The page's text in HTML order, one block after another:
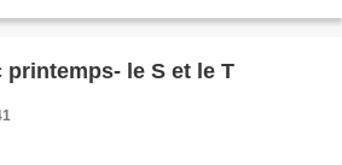
le S et le T